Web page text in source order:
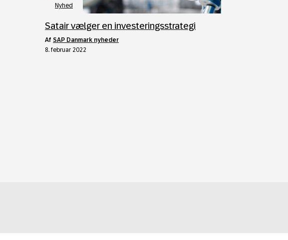
Nyhed
Satair vælger en investeringsstrategi
af SAP Danmark nyheder
8. februar 2022